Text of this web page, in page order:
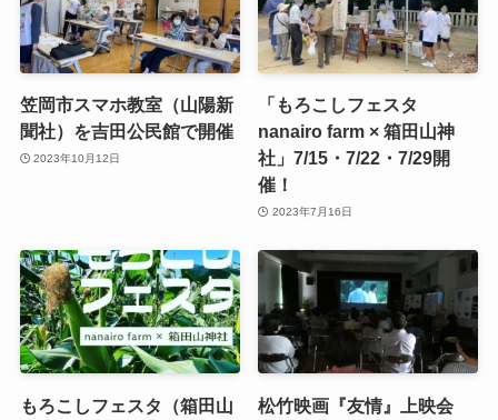
笠岡市スマホ教室（山陽新
聞社）を吉田公民館で開催
2023年10月12日
「もろこしフェスタ
nanairo farm × 箱田山神
社」7/15・7/22・7/29開
催！
2023年7月16日
もろこしフェスタ（箱田山
松竹映画『友情』上映会